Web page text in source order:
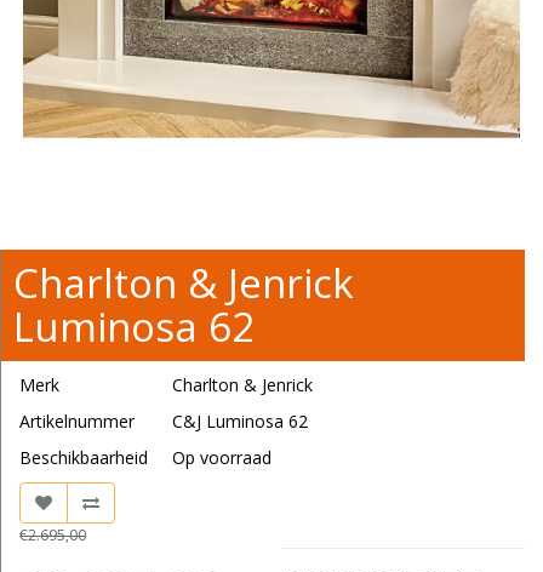
Charlton & Jenrick
Luminosa 62
Merk
Charlton & Jenrick
Artikelnummer
C&J Luminosa 62
Beschikbaarheid
Op voorraad
€2.695,00